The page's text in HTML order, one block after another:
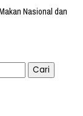
Nasional dan